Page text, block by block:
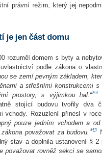
právní režim, který jej
je jen část domu
rozuměl domem s byty a
podle zákona o
se zemí pevným základem,
a střešními konstrukcemi s
prostory, s výjimkou hal.“[46]
stojící budovu tvořily dva
vchody. Rozuzlení přinesl v
pouze jedním vchodem a
považovat za budovu.“[47]
stav a doplnila ustanovení §
považovat rovněž sekci se